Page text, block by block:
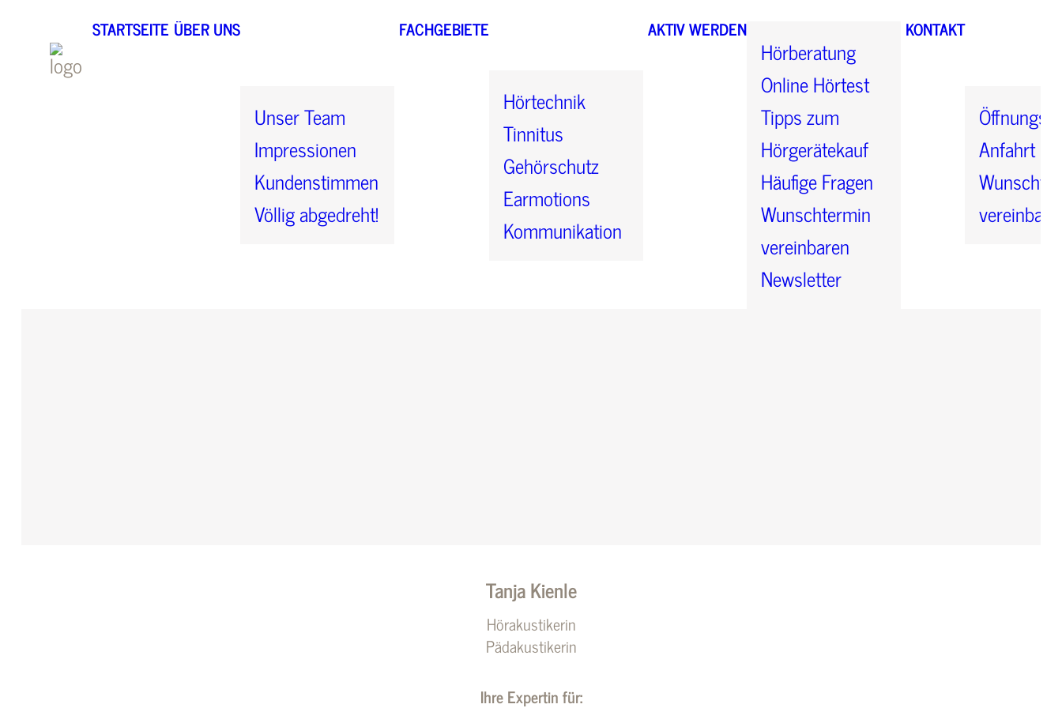
STARTSEITE ÜBER UNS
Unser Team
Impressionen
Kundenstimmen
Völlig abgedreht!
FACHGEBIETE
Hörtechnik
Tinnitus
Gehörschutz
Earmotions
Kommunikation
AKTIV WERDEN
Hörberatung
Online Hörtest
Tipps zum
Hörgerätekauf
Häufige Fragen
Wunschtermin
vereinbaren
Newsletter
KONTAKT
Anfahrt
Tanja Kienle
Hörakustikerin
Pädakustikerin
Ihre Expertin für: